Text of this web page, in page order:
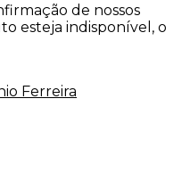
de nossos
esteja indisponível, o
Ferreira